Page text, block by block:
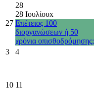
27
28
28 Ιουλίουx
Επέτειος 100
διοργανώσεων ή 50
χρόνια οπισθοδρόμησης;
3 4
10 11